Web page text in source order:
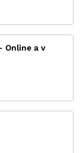
Online a v